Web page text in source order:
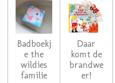
Badboekj
e the
wildies
familie
Daar
komt de
brandwe
er!